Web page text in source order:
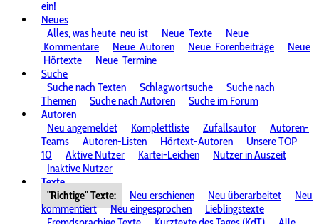
ein!
Neues
Alles, was heute neu ist Neue Texte
Neue
Kommentare
Neue Autoren Neue Forenbeiträge
Neue
Hörtexte
Neue Termine
Suche
Suche nach Texten
Schlagwortsuche
Suche nach
Themen
Suche nach Autoren
Suche im Forum
Autoren
Neu angemeldet
Komplettliste Zufallsautor
Autoren-
Teams
Autoren-Listen Hörtext-Autoren
Unsere TOP
10
Aktive Nutzer Kartei-Leichen
Nutzer in Auszeit
Inaktive Nutzer
Texte
"Richtige" Texte:
Neu erschienen Neu überarbeitet
Neu
kommentiert
Neu eingesprochen
Lieblingstexte